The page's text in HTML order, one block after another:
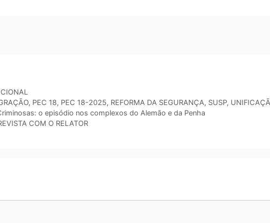
, PEC 18, PEC 18-2025, REFORMA DA SEGURANÇA, SUSP,
o episódio nos complexos do Alemão e da Penha
COM O RELATOR